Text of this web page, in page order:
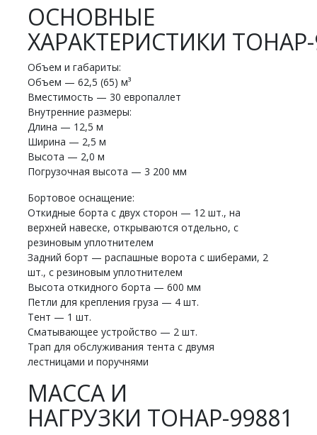
ОСНОВНЫЕ
ХАРАКТЕРИСТИКИ ТОНАР-
Объем и габариты:
Объем — 62,5 (65) м³
Вместимость — 30 европаллет
Внутренние размеры:
Длина — 12,5 м
Ширина — 2,5 м
Высота — 2,0 м
Погрузочная высота — 3 200 мм
Бортовое оснащение:
Откидные борта с двух сторон — 12 шт., на
верхней навеске, открываются отдельно, с
резиновым уплотнителем
Задний борт — распашные ворота с шиберами, 2
шт., с резиновым уплотнителем
Высота откидного борта — 600 мм
Петли для крепления груза — 4 шт.
Тент — 1 шт.
Сматывающее устройство — 2 шт.
Трап для обслуживания тента с двумя
лестницами и поручнями
МАССА И
НАГРУЗКИ ТОНАР-99881